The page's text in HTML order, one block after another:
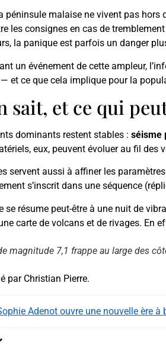
péninsule malaise ne vivent pas
les consignes en cas de
la panique est parfois un danger
un événement de cette ampleur,
et ce que cela implique pour la
sait, et ce qui
dominants restent stables : séisme
eux, peuvent évoluer au fil des
servent aussi à affiner les
s’inscrit dans une séquence
se résume peut-être à une nuit de
carte de volcans et de rivages. En
magnitude 7,1 frappe au large des
par Christian Pierre.